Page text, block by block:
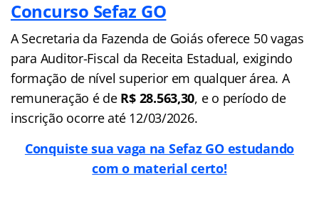
Concurso Sefaz GO
A Secretaria da Fazenda de Goiás oferece 50 vagas
para Auditor-Fiscal da Receita Estadual, exigindo
formação de nível superior em qualquer área. A
remuneração é de R$ 28.563,30, e o período de
inscrição ocorre até 12/03/2026.
Conquiste sua vaga na Sefaz GO estudando
com o material certo!